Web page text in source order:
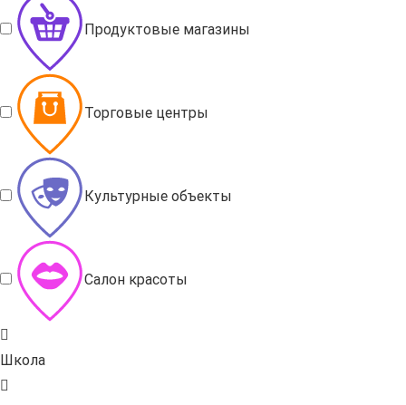
Продуктовые магазины
Торговые центры
Культурные объекты
Салон красоты
Школа